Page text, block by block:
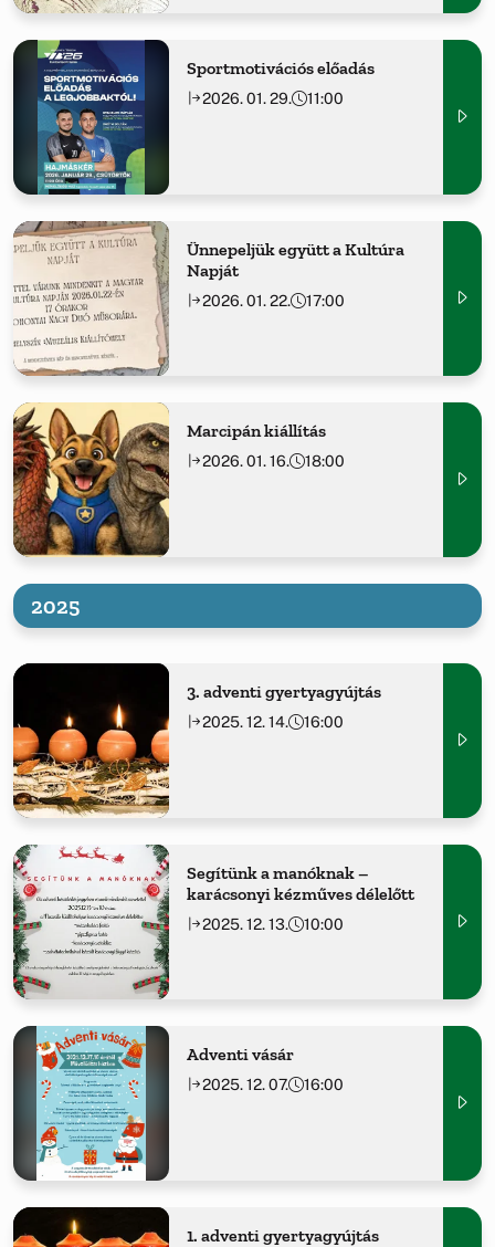
Sportmotivációs előadás
2026. 01. 29. 11:00
Ünnepeljük együtt a Kultúra
Napját
2026. 01. 22. 17:00
Marcipán kiállítás
2026. 01. 16. 18:00
2025
3. adventi gyertyagyújtás
2025. 12. 14. 16:00
Segítünk a manóknak –
karácsonyi kézműves délelőtt
2025. 12. 13. 10:00
Adventi vásár
2025. 12. 07. 16:00
1. adventi gyertyagyújtás